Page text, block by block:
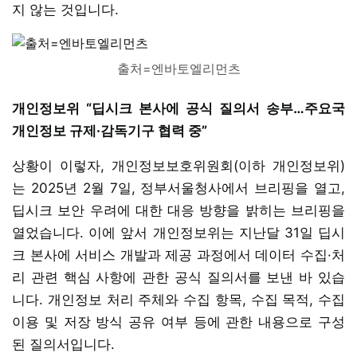
지 않는 것입니다.
출처=엔바토엘리먼츠
개인정보위 “딥시크 본사에 공식 질의서 송부…주요국
개인정보 규제·감독기구 협력 중”
상황이 이렇자, 개인정보보호위원회(이하 개인정보위)
는 2025년 2월 7일, 정부서울청사에서 브리핑을 열고,
딥시크 보안 우려에 대한 대응 방향을 밝히는 브리핑을
열었습니다. 이에 앞서 개인정보위는 지난달 31일 딥시
크 본사에 서비스 개발과 제공 과정에서 데이터 수집·처
리 관련 핵심 사항에 관한 공식 질의서를 보낸 바 있습
니다. 개인정보 처리 주체와 수집 항목, 수집 목적, 수집
이용 및 저장 방식 공유 여부 등에 관한 내용으로 구성
된 질의서입니다.